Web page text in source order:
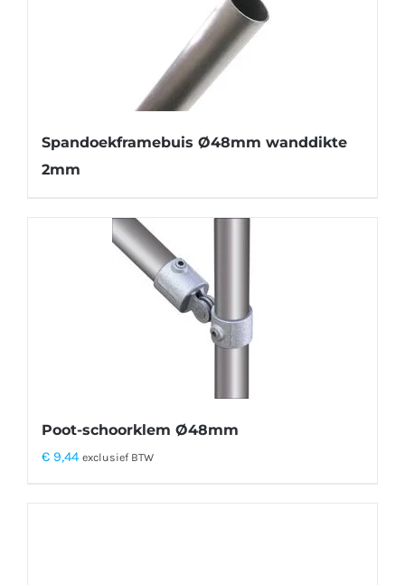
Spandoekframebuis Ø48mm wanddikte
2mm
Poot-schoorklem Ø48mm
€ 9,44 exclusief BTW